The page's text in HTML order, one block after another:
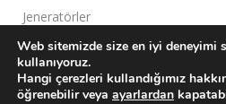
Jeneratörler
Su Motoru
Müşteri Paneli
Web sitemizde size en iyi deneyimi
kullanıyoruz.
Hangi çerezleri kullandığımız
öğrenebilir veya ayarlardan